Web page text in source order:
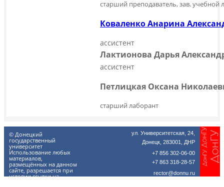
старший преподаватель, зав. учебной
Коваленко Анарина
ассистент
Лактионова Дарья
ассистент
Петлицкая Оксана
старший лаборант
ул. Университетская, 24,
Донецк, 283001, ДНР
+7 856 302-06-00
+7 863 318-28-57
rector@donnu.ru
© Донецкий
государственный
университет
Использование любых
материалов,
размещённых на данном
сайте, разрешается при
условии ссылки на